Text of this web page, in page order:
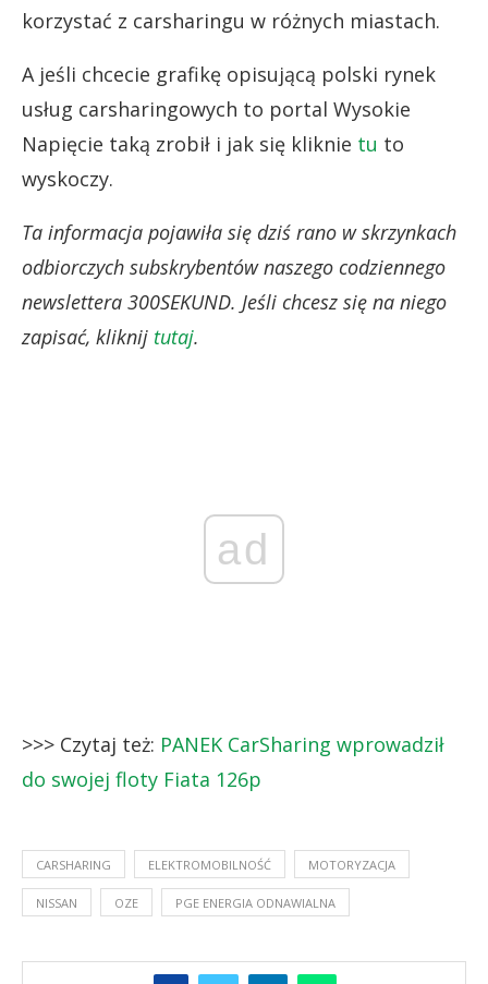
korzystać z carsharingu w różnych miastach.
A jeśli chcecie grafikę opisującą polski rynek
usług carsharingowych to portal Wysokie
Napięcie taką zrobił i jak się kliknie tu to
wyskoczy.
Ta informacja pojawiła się dziś rano w skrzynkach
odbiorczych subskrybentów naszego codziennego
newslettera 300SEKUND. Jeśli chcesz się na niego
zapisać, kliknij tutaj.
ad
>>> Czytaj też: PANEK CarSharing wprowadził
do swojej floty Fiata 126p
CARSHARING ELEKTROMOBILNOŚĆ MOTORYZACJA
NISSAN OZE PGE ENERGIA ODNAWIALNA